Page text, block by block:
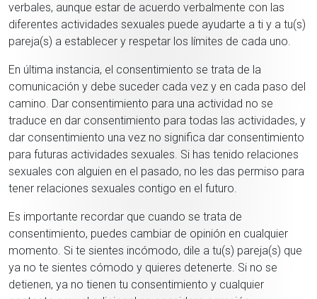
verbales, aunque estar de acuerdo verbalmente con las
diferentes actividades sexuales puede ayudarte a ti y a tu(s)
pareja(s) a establecer y respetar los límites de cada uno.
En última instancia, el consentimiento se trata de la
comunicación y debe suceder cada vez y en cada paso del
camino. Dar consentimiento para una actividad no se
traduce en dar consentimiento para todas las actividades, y
dar consentimiento una vez no significa dar consentimiento
para futuras actividades sexuales. Si has tenido relaciones
sexuales con alguien en el pasado, no les das permiso para
tener relaciones sexuales contigo en el futuro.
Es importante recordar que cuando se trata de
consentimiento, puedes cambiar de opinión en cualquier
momento. Si te sientes incómodo, dile a tu(s) pareja(s) que
ya no te sientes cómodo y quieres detenerte. Si no se
detienen, ya no tienen tu consentimiento y cualquier